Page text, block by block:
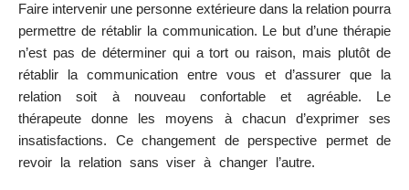
Faire intervenir une personne extérieure dans la relation pourra
permettre de rétablir la communication. Le but d’une thérapie
n’est pas de déterminer qui a tort ou raison, mais plutôt de
rétablir la communication entre vous et d’assurer que la
relation soit à nouveau confortable et agréable. Le
thérapeute donne les moyens à chacun d’exprimer ses
insatisfactions. Ce changement de perspective permet de
revoir la relation sans viser à changer l’autre.